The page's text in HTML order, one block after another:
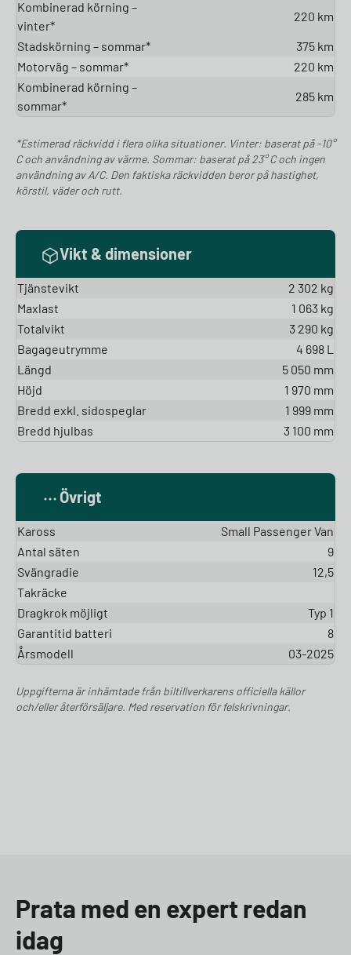
Kombinerad körning –
vinter*
220 km
Stadskörning – sommar*
375 km
Motorväg – sommar*
220 km
Kombinerad körning –
sommar*
285 km
*Estimerad räckvidd i flera olika situationer. Vinter: baserat på -10°
C och användning av värme. Sommar: baserat på 23° C och ingen
användning av A/C. Den faktiska räckvidden beror på hastighet,
körstil, väder och rutt.
Vikt & dimensioner
Tjänstevikt
2 302 kg
Maxlast
1 063 kg
Totalvikt
3 290 kg
Bagageutrymme
4 698 L
Längd
5 050 mm
Höjd
1 970 mm
Bredd exkl. sidospeglar
1 999 mm
Bredd hjulbas
3 100 mm
Övrigt
Kaross
Small Passenger Van
Antal säten
9
Svängradie
12,5
Takräcke
Dragkrok möjligt
Typ 1
Garantitid batteri
8
Årsmodell
03-2025
Uppgifterna är inhämtade från biltillverkarens officiella källor
och/eller återförsäljare. Med reservation för felskrivningar.
Prata med en expert redan
idag